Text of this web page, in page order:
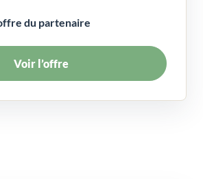
du partenaire
Voir l’offre